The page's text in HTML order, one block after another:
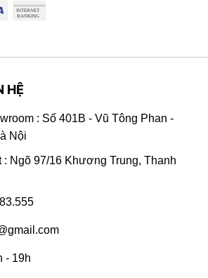
HỆ
: Số 401B - Vũ Tông Phan -
Nội
Ngõ 97/16 Khương Trung, Thanh
- 19h